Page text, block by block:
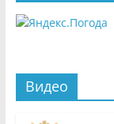
Видео